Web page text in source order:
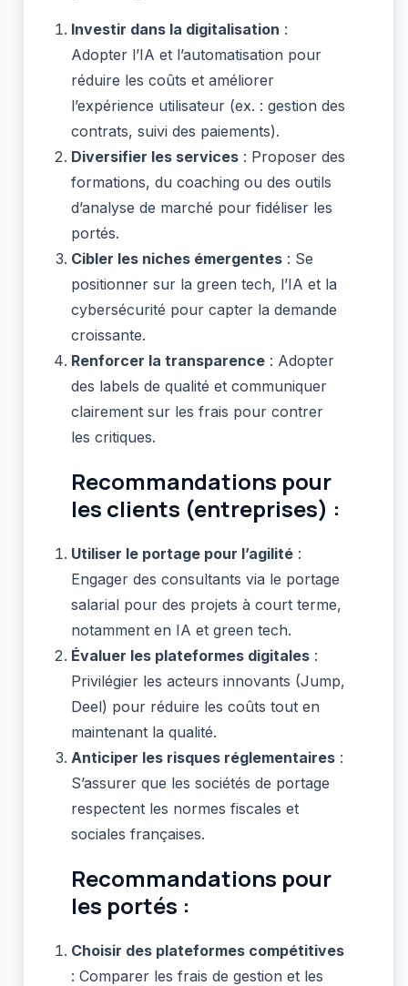
Investir dans la digitalisation :
Adopter l’IA et l’automatisation pour
réduire les coûts et améliorer
l’expérience utilisateur (ex. : gestion des
contrats, suivi des paiements).
Diversifier les services : Proposer des
formations, du coaching ou des outils
d’analyse de marché pour fidéliser les
portés.
Cibler les niches émergentes : Se
positionner sur la green tech, l’IA et la
cybersécurité pour capter la demande
croissante.
Renforcer la transparence : Adopter
des labels de qualité et communiquer
clairement sur les frais pour contrer
les critiques.
Recommandations pour
les clients (entreprises) :
Utiliser le portage pour l’agilité :
Engager des consultants via le portage
salarial pour des projets à court terme,
notamment en IA et green tech.
Évaluer les plateformes digitales :
Privilégier les acteurs innovants (Jump,
Deel) pour réduire les coûts tout en
maintenant la qualité.
Anticiper les risques réglementaires :
S’assurer que les sociétés de portage
respectent les normes fiscales et
sociales françaises.
Recommandations pour
les portés :
Choisir des plateformes compétitives
: Comparer les frais de gestion et les